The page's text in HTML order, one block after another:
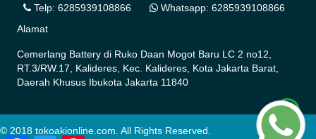
Telp: 6285939108866
Whatsapp: 6285939108866
Alamat
Cemerlang Battery di Ruko Daan Mogot Baru LC 2 no12,
RT.3/RW.17, Kalideres, Kec. Kalideres, Kota Jakarta Barat,
Daerah Khusus Ibukota Jakarta 11840
© 2018 tokoakionline.com. All Rights Reserved.